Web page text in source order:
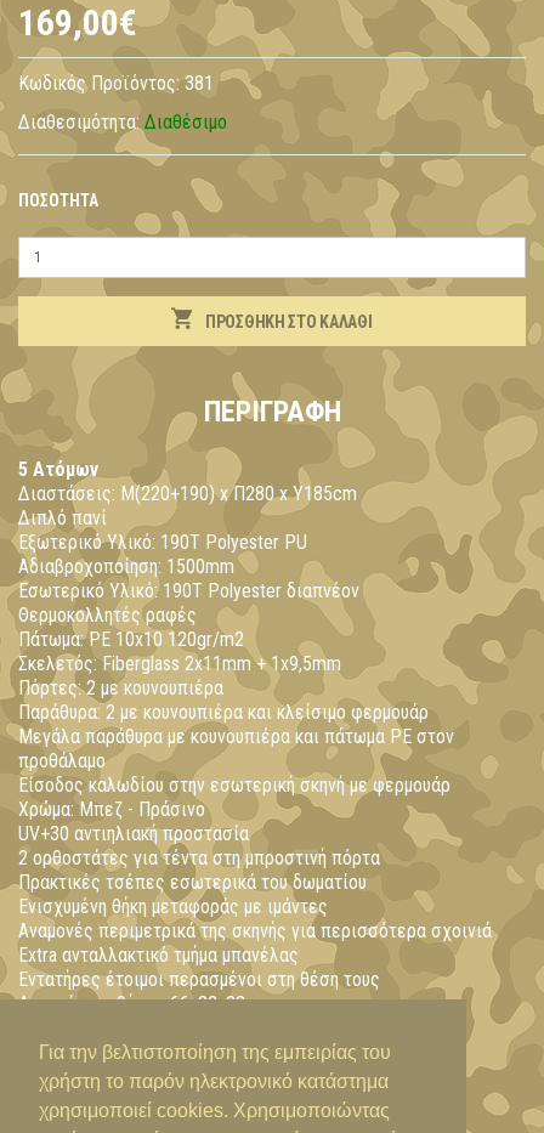
Για την βελτιστοποίηση της εμπειρίας του
χρήστη το παρόν ηλεκτρονικό κατάστημα
χρησιμοποιεί cookies. Χρησιμοποιώντας
169,00€
Κωδικός Προϊόντος: 381
Διαθεσιμότητα: Διαθέσιμο
ΠΟΣΌΤΗΤΑ
ΠΡΟΣΘΉΚΗ ΣΤΟ ΚΑΛΆΘΙ
ΠΕΡΙΓΡΑΦΉ
5 Ατόμων
Διαστάσεις: Μ(220+190) x Π280 x Υ185cm
Διπλό πανί
Εξωτερικό Υλικό: 190Τ Polyester PU
Αδιαβροχοποίηση: 1500mm
Εσωτερικό Υλικό: 190Τ Polyester διαπνέον
Θερμοκολλητές ραφές
Πάτωμα: PE 10x10 120gr/m2
Σκελετός: Fiberglass 2x11mm + 1x9,5mm
Πόρτες: 2 με κουνουπιέρα
Παράθυρα: 2 με κουνουπιέρα και κλείσιμο φερμουάρ
Μεγάλα παράθυρα με κουνουπιέρα και πάτωμα ΡΕ στον
προθάλαμο
Είσοδος καλωδίου στην εσωτερική σκηνή με φερμουάρ
Χρώμα: Μπεζ - Πράσινο
UV+30 αντιηλιακή προστασία
2 ορθοστάτες για τέντα στη μπροστινή πόρτα
Πρακτικές τσέπες εσωτερικά του δωματίου
Ενισχυμένη θήκη μεταφοράς με ιμάντες
Αναμονές περιμετρικά της σκηνής για περισσότερα σχοινιά
Εxtra ανταλλακτικό τμήμα μπανέλας
Εντατήρες έτοιμοι περασμένοι στη θέση τους
Διαστάσεις θήκης: 66x22x22 cm